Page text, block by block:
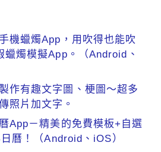
機蠟燭App，用吹得也能吹
蠟燭模擬App。（Android、
作有趣文字圖、梗圖～超多
照片加文字。
App－精美的免費模板+自選
曆！（Android、iOS）